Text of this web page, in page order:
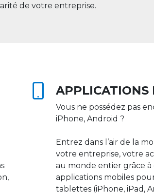
de votre entreprise.
APPLICATIONS
Vous ne possédez pas
iPhone, Android ?
Entrez dans l’air de la
votre entreprise, votre
au monde entier grâce
applications mobiles
tablettes (iPhone, iPad,